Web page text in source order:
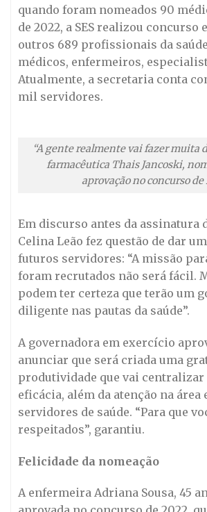
quando foram nomeados 90
de 2022, a SES realizou concurso
outros 689 profissionais da
médicos, enfermeiros,
Atualmente, a secretaria conta
mil servidores.
“A gente realmente vai fazer muita
farmacêutica Thais Jancoski,
aprovação no concurso de
Em discurso antes da assinatura
Celina Leão fez questão de dar
futuros servidores: “A missão
foram recrutados não será fácil.
podem ter certeza que terão um
diligente nas pautas da saúde”.
A governadora em exercício
anunciar que será criada uma
produtividade que vai centralizar
eficácia, além da atenção na área
servidores de saúde. “Para que
respeitados”, garantiu.
Felicidade da nomeação
A enfermeira Adriana Sousa, 45